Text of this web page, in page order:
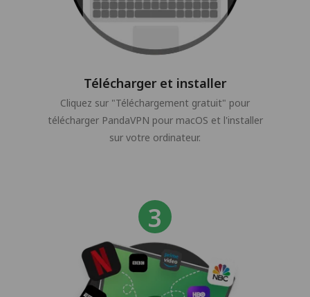
Télécharger et installer
Cliquez sur "Téléchargement gratuit" pour
télécharger PandaVPN pour macOS et l'installer
sur votre ordinateur.